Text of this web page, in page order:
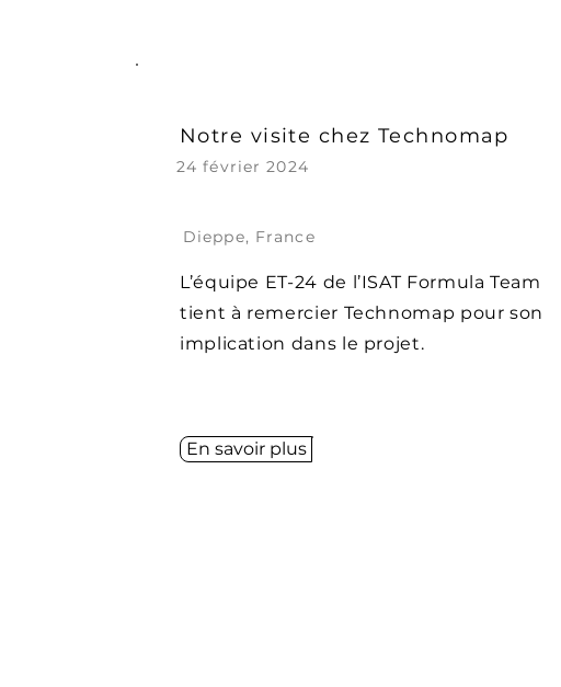
Notre visite chez Technomap
24 février 2024
Dieppe, France
L’équipe ET-24 de l’ISAT Formula Team
tient à remercier Technomap pour son
implication dans le projet.
En savoir plus